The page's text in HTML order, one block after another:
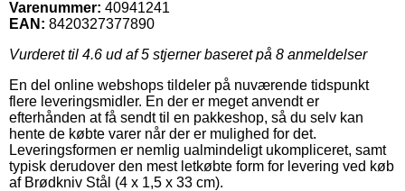
Varenummer: 40941241
EAN: 8420327377890
Vurderet til 4.6 ud af 5 stjerner baseret på 8 anmeldelser
En del online webshops tildeler på nuværende tidspunkt
flere leveringsmidler. En der er meget anvendt er
efterhånden at få sendt til en pakkeshop, så du selv kan
hente de købte varer når der er mulighed for det.
Leveringsformen er nemlig ualmindeligt ukompliceret, samt
typisk derudover den mest letkøbte form for levering ved køb
af Brødkniv Stål (4 x 1,5 x 33 cm).